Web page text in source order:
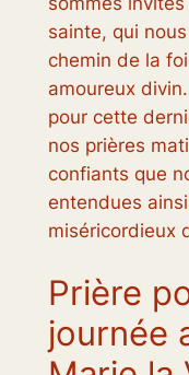
sainte, qui
chemin de la
amoureux
pour cette
nos prières
confiants que
entendues
miséricordieux
Prière
journée